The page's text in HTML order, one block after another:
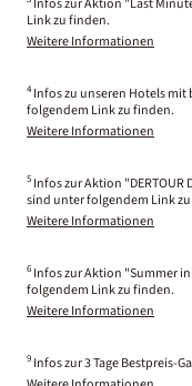
Infos zur Aktion "Last
Link zu finden.
Weitere Informationen
4 Infos zu unseren Hotels
folgendem Link zu finden.
Weitere Informationen
5 Infos zur Aktion "DERTOUR
sind unter folgendem Link
Weitere Informationen
6 Infos zur Aktion "Summer
folgendem Link zu finden.
Weitere Informationen
9 Infos zur 3 Tage Bestpreis-